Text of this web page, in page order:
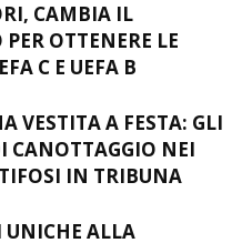
CAMBIA IL
PER OTTENERE LE
C E UEFA B
VESTITA A FESTA: GLI
CANOTTAGGIO NEI
IN TRIBUNA
ALLA